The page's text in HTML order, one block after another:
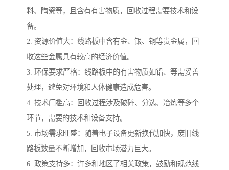
料、陶瓷等，且含有有害物质，回收过程需要技术和设
备。
2. 资源价值大：线路板中含有金、银、铜等贵金属，回
收这些金属具有较高的经济价值。
3. 环保要求严格：线路板中的有害物质如铅、等需妥善
处理，避免对环境和人体健康造成危害。
4. 技术门槛高：回收过程涉及破碎、分选、冶炼等多个
环节，需要的技术和设备支持。
5. 市场需求旺盛：随着电子设备更新换代加快，废旧线
路板数量不断增加，回收市场潜力巨大。
6. 政策支持多：许多和地区了相关政策，鼓励和规范线